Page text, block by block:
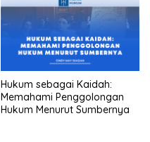
Hukum sebagai Kaidah:
Memahami Penggolongan
Hukum Menurut Sumbernya